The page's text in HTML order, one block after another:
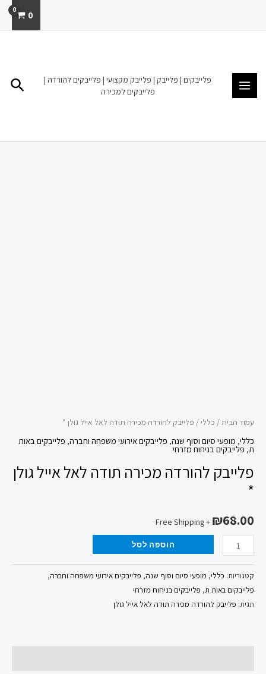
0
פלייבקים | פלייבק | פלייבק מקצועי | פלייבקים להורדה |
פלייבקים למכירה
עמוד הבית/ כללי/ פלייבק להורדה מכירה תודה לאל אייל גולן *
כללי, מופעי סיום וסוף שנה, פלייבקים אירועי משפחה וחברה, פלייבקים באות
ת, פלייבקים בניחוח מזרחי
פלייבק להורדה מכירה תודה לאל אייל גולן
*
₪68.00
+ Free Shipping
הוספה לסל
קטגוריות: כללי, מופעי סיום וסוף שנה, פלייבקים אירועי משפחה וחברה,
פלייבקים באות ת, פלייבקים בניחוח מזרחי
תגית: פלייבק להורדה מכירה תודה לאל אייל גולן